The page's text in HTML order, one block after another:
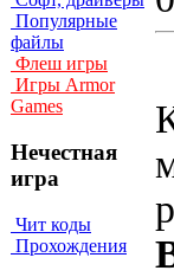
Популярные
файлы
Флеш игры
Игры Armor
Games
Нечестная
игра
Чит коды
Прохождения